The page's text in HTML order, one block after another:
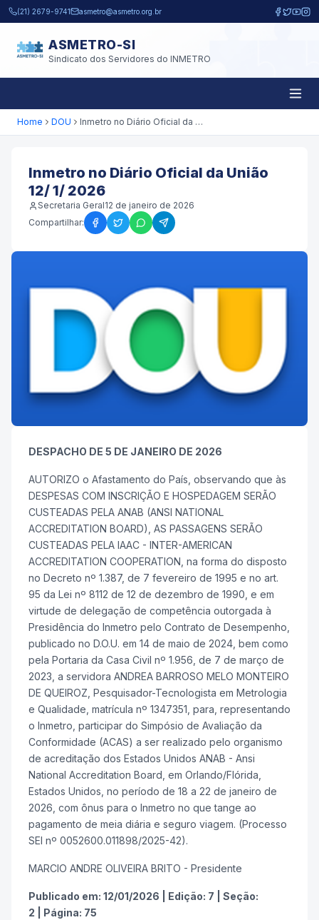
Pular para o conteúdo principal
(21) 2679-9741 asmetro@asmetro.org.br
ASMETRO-SI
Sindicato dos Servidores do INMETRO
Home DOU Inmetro no Diário Oficial da União 12/ 1/ 2026
Inmetro no Diário Oficial da União
12/ 1/ 2026
Secretaria Geral12 de janeiro de 2026
Compartilhar:
DESPACHO DE 5 DE JANEIRO DE 2026
AUTORIZO o Afastamento do País, observando que às
DESPESAS COM INSCRIÇÃO E HOSPEDAGEM SERÃO
CUSTEADAS PELA ANAB (ANSI NATIONAL
ACCREDITATION BOARD), AS PASSAGENS SERÃO
CUSTEADAS PELA IAAC - INTER-AMERICAN
ACCREDITATION COOPERATION, na forma do disposto
no Decreto nº 1.387, de 7 fevereiro de 1995 e no art.
95 da Lei nº 8112 de 12 de dezembro de 1990, e em
virtude de delegação de competência outorgada à
Presidência do Inmetro pelo Contrato de Desempenho,
publicado no D.O.U. em 14 de maio de 2024, bem como
pela Portaria da Casa Civil nº 1.956, de 7 de março de
2023, a servidora ANDREA BARROSO MELO MONTEIRO
DE QUEIROZ, Pesquisador-Tecnologista em Metrologia
e Qualidade, matrícula nº 1347351, para, representando
o Inmetro, participar do Simpósio de Avaliação da
Conformidade (ACAS) a ser realizado pelo organismo
de acreditação dos Estados Unidos ANAB - Ansi
National Accreditation Board, em Orlando/Flórida,
Estados Unidos, no período de 18 a 22 de janeiro de
2026, com ônus para o Inmetro no que tange ao
pagamento de meia diária e seguro viagem. (Processo
SEI nº 0052600.011898/2025-42).
MARCIO ANDRE OLIVEIRA BRITO - Presidente
Publicado em: 12/01/2026 Edição: 7
Seção:
2
Página: 75